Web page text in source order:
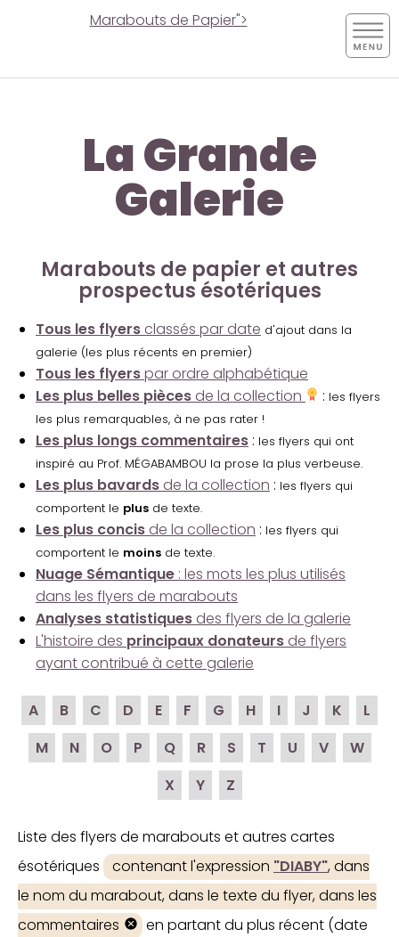
Marabouts de Papier">
La Grande
Galerie
Marabouts de papier et autres
prospectus ésotériques
Tous les flyers classés par date d'ajout dans la
galerie (les plus récents en premier)
Tous les flyerspar ordre alphabétique
Les plus belles pièces de la collection : les flyers
les plus remarquables, à ne pas rater !
Les plus longs commentaires : les flyers qui ont
inspiré au Prof. MÉGABAMBOU la prose la plus verbeuse.
Les plus bavards de la collection : les flyers qui
comportent le plus de texte.
Les plus concis de la collection : les flyers qui
comportent le moins de texte.
Nuage Sémantique : les mots les plus utilisés
dans les flyers de marabouts
Analyses statistiques des flyers de la galerie
L'histoire des principaux donateurs de flyers
ayant contribué à cette galerie
A B C D E F G H I J K
L
M
N O P Q R S T U V
W
X
Y Z
Liste des flyers de marabouts et autres cartes
ésotériques
contenant l'expression "DIABY", dans
le nom du marabout, dans le texte du flyer, dans les
commentaires
en partant du plus récent (date